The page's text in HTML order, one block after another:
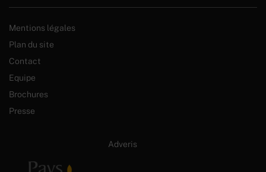
Mentions légales
Plan du site
Contact
Equipe
Brochures
Presse
Adveris